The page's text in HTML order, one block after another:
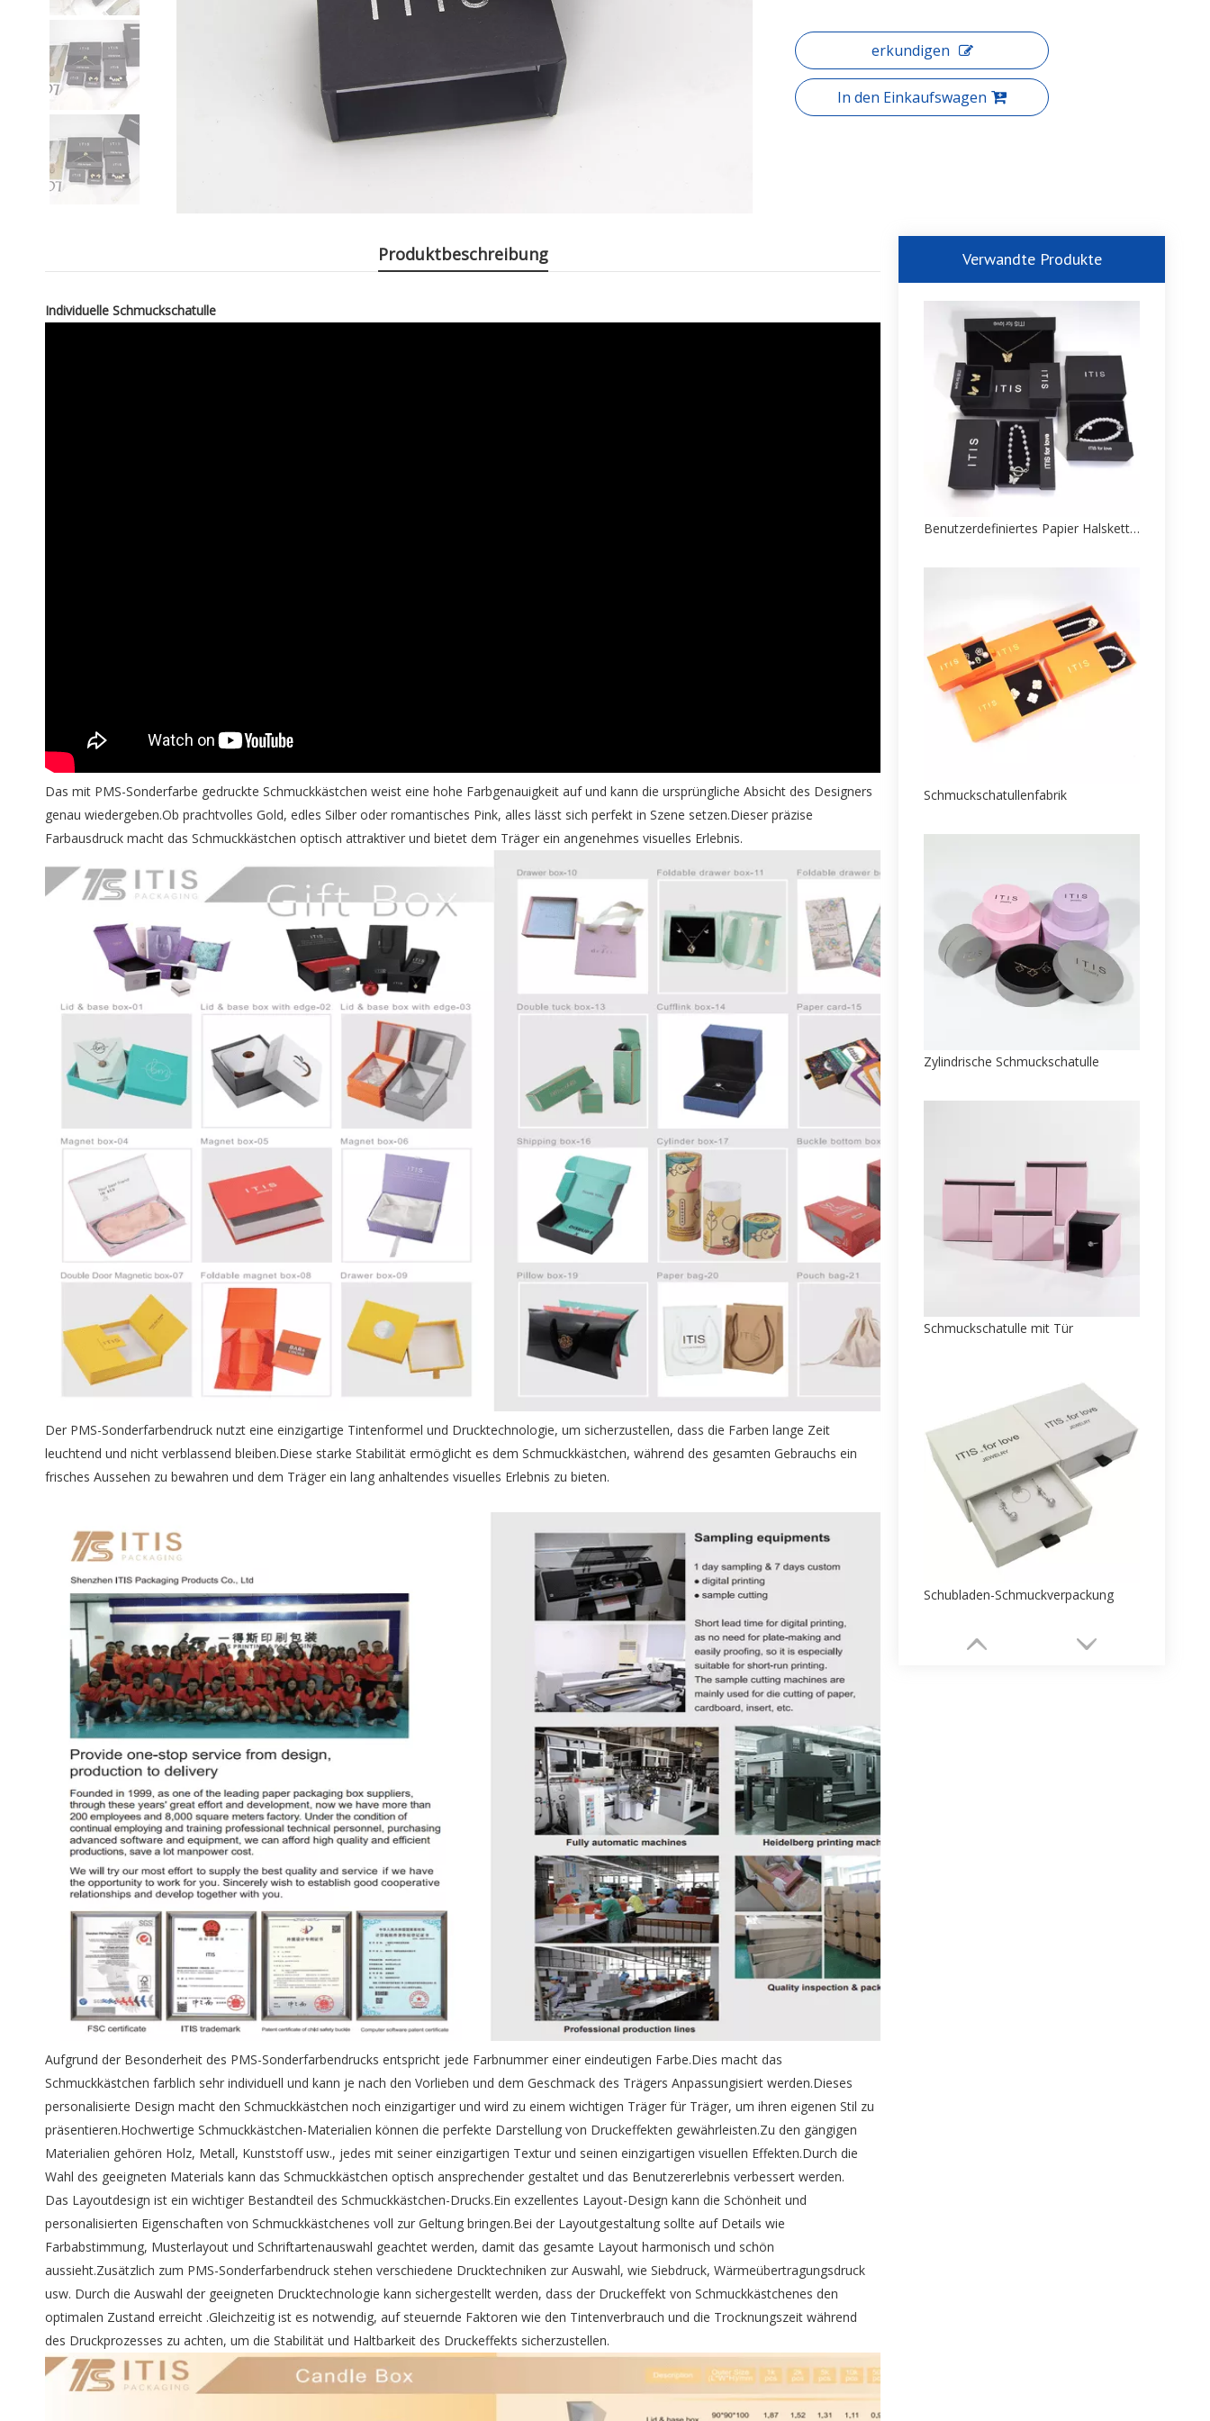
erkundigen
In den Einkaufswagen
Produktbeschreibung
Individuelle Schmuckschatulle
Das mit PMS-Sonderfarbe gedruckte Schmuckkästchen weist eine hohe Farbgenauigkeit auf und kann die ursprüngliche Absicht des Designers
genau wiedergeben.Ob prachtvolles Gold, edles Silber oder romantisches Pink, alles lässt sich perfekt in Szene setzen.Dieser präzise
Farbausdruck macht das Schmuckkästchen optisch attraktiver und bietet dem Träger ein angenehmes visuelles Erlebnis.
Der PMS-Sonderfarbendruck nutzt eine einzigartige Tintenformel und Drucktechnologie, um sicherzustellen, dass die Farben lange Zeit
leuchtend und nicht verblassend bleiben.Diese starke Stabilität ermöglicht es dem Schmuckkästchen, während des gesamten Gebrauchs ein
frisches Aussehen zu bewahren und dem Träger ein lang anhaltendes visuelles Erlebnis zu bieten.
Aufgrund der Besonderheit des PMS-Sonderfarbendrucks entspricht jede Farbnummer einer eindeutigen Farbe.Dies macht das
Schmuckkästchen farblich sehr individuell und kann je nach den Vorlieben und dem Geschmack des Trägers Anpassungisiert werden.Dieses
personalisierte Design macht den Schmuckkästchen noch einzigartiger und wird zu einem wichtigen Träger für Träger, um ihren eigenen Stil zu
präsentieren.Hochwertige Schmuckkästchen-Materialien können die perfekte Darstellung von Druckeffekten gewährleisten.Zu den gängigen
Materialien gehören Holz, Metall, Kunststoff usw., jedes mit seiner einzigartigen Textur und seinen einzigartigen visuellen Effekten.Durch die
Wahl des geeigneten Materials kann das Schmuckkästchen optisch ansprechender gestaltet und das Benutzererlebnis verbessert werden.
Das Layoutdesign ist ein wichtiger Bestandteil des Schmuckkästchen-Drucks.Ein exzellentes Layout-Design kann die Schönheit und
personalisierten Eigenschaften von Schmuckkästchenes voll zur Geltung bringen.Bei der Layoutgestaltung sollte auf Details wie
Farbabstimmung, Musterlayout und Schriftartenauswahl geachtet werden, damit das gesamte Layout harmonisch und schön
aussieht.Zusätzlich zum PMS-Sonderfarbendruck stehen verschiedene Drucktechniken zur Auswahl, wie Siebdruck, Wärmeübertragungsdruck
usw. Durch die Auswahl der geeigneten Drucktechnologie kann sichergestellt werden, dass der Druckeffekt von Schmuckkästchenes den
optimalen Zustand erreicht .Gleichzeitig ist es notwendig, auf steuernde Faktoren wie den Tintenverbrauch und die Trocknungszeit während
des Druckprozesses zu achten, um die Stabilität und Haltbarkeit des Druckeffekts sicherzustellen.
Verwandte Produkte
Benutzerdefiniertes Papier Halskette Box Hersteller
Schmuckschatullenfabrik
Zylindrische Schmuckschatulle
Schmuckschatulle mit Tür
Schubladen-Schmuckverpackung